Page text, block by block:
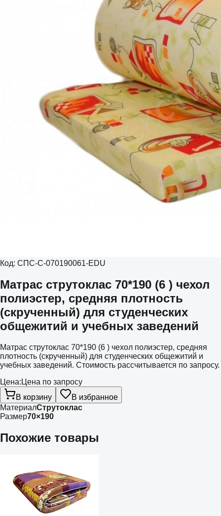
Код: СПС-С-070190061-EDU
Матрас струтоклас 70*190 (6 ) чехол
полиэстер, средняя плотность
(скрученный) для студенческих
общежитий и учебных заведений
Матрас струтоклас 70*190 (6 ) чехол полиэстер, средняя
плотность (скрученный) для студенческих общежитий и
учебных заведений. Стоимость рассчитывается по запросу.
Цена: Цена по запросу
В корзину
В избранное
МатериалСтрутоклас
Размер70×190
Похожие товары